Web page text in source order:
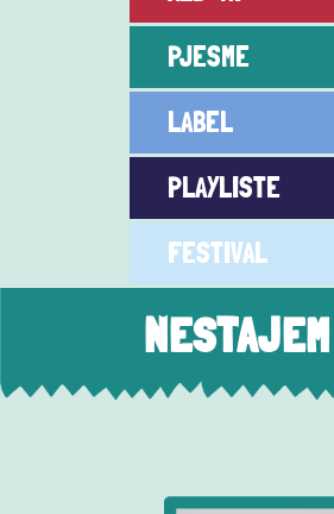
PJESME
LABEL
PLAYLISTE
FESTIVAL
NESTAJEM